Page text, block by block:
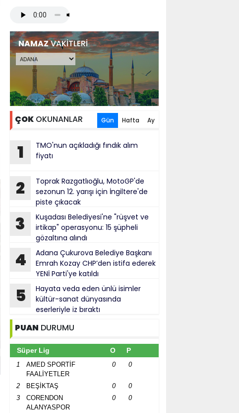
NAMAZVAKİTLERİ
ÇOK OKUNANLAR Gün Hafta Ay
1
TMO'nun açıkladığı fındık alım
fiyatı
2
Toprak Razgatlıoğlu, MotoGP'de
sezonun 12. yarışı için İngiltere'de
piste çıkacak
3
Kuşadası Belediyesi'ne "rüşvet ve
irtikap" operasyonu: 15 şüpheli
gözaltına alındı
4
Adana Çukurova Belediye Başkanı
Emrah Kozay CHP’den istifa ederek
YENİ Parti'ye katıldı
5
Hayata veda eden ünlü isimler
kültür-sanat dünyasında
eserleriyle iz bıraktı
PUAN DURUMU
Süper Lig O P
1
AMED SPORTİF
FAALİYETLER
0 0
2 BEŞİKTAŞ 0
0
3
CORENDON
ALANYASPOR
0 0